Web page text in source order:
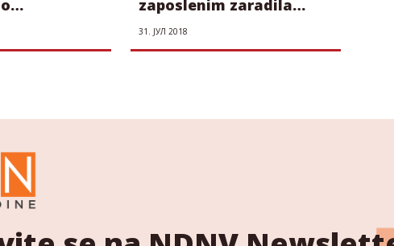
i o
zaposlenim zaradila
milione kao podizvođač
radova za JKP!?
31. ЈУЛ 2018